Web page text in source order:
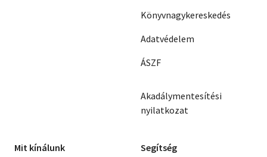
Könyvnagykereskedés
Adatvédelem
ÁSZF
Akadálymentesítési
nyilatkozat
Mit kínálunk Segítség